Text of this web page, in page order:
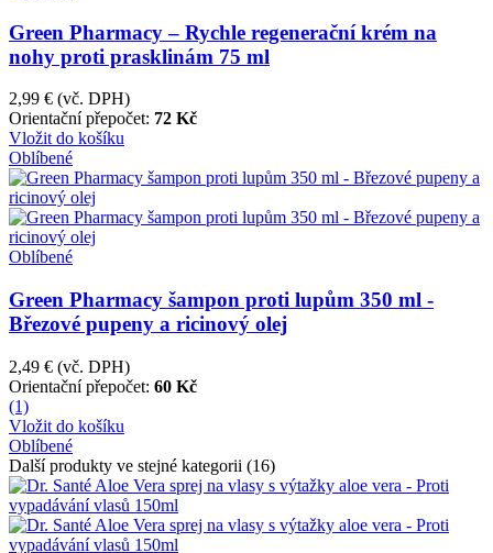
Green Pharmacy – Rychle regenerační krém na
nohy proti prasklinám 75 ml
2,99 € (vč. DPH)
Orientační přepočet: 72 Kč
Vložit do košíku
Oblíbené
Oblíbené
Green Pharmacy šampon proti lupům 350 ml -
Březové pupeny a ricinový olej
2,49 € (vč. DPH)
Orientační přepočet: 60 Kč
(1)
Vložit do košíku
Oblíbené
Další produkty ve stejné kategorii (16)